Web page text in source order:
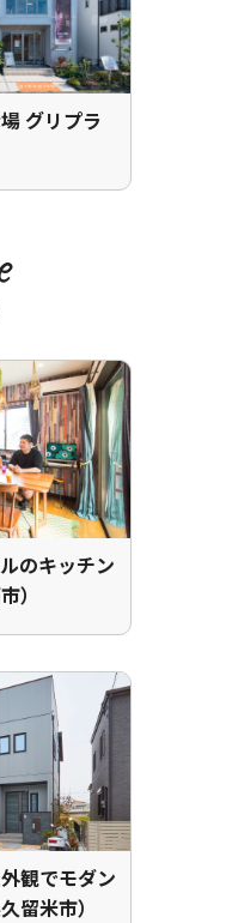
グリプラ
のキッチン
）
観でモダン
留米市）